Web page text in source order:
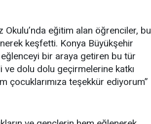
eğitim alan öğrenciler, bu
keşfetti. Konya Büyükşehir
bir araya getiren bu tür
ve dolu dolu geçirmelerine katkı
çocuklarımıza teşekkür ediyorum”